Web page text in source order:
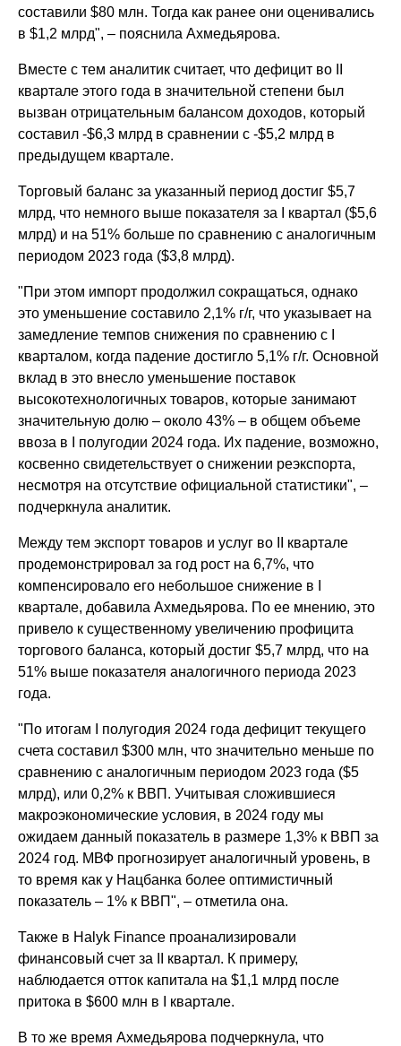
составили $80 млн. Тогда как ранее они оценивались
в $1,2 млрд", – пояснила Ахмедьярова.
Вместе с тем аналитик считает, что дефицит во II
квартале этого года в значительной степени был
вызван отрицательным балансом доходов, который
составил -$6,3 млрд в сравнении с -$5,2 млрд в
предыдущем квартале.
Торговый баланс за указанный период достиг $5,7
млрд, что немного выше показателя за I квартал ($5,6
млрд) и на 51% больше по сравнению с аналогичным
периодом 2023 года ($3,8 млрд).
"При этом импорт продолжил сокращаться, однако
это уменьшение составило 2,1% г/г, что указывает на
замедление темпов снижения по сравнению с I
кварталом, когда падение достигло 5,1% г/г. Основной
вклад в это внесло уменьшение поставок
высокотехнологичных товаров, которые занимают
значительную долю – около 43% – в общем объеме
ввоза в I полугодии 2024 года. Их падение, возможно,
косвенно свидетельствует о снижении реэкспорта,
несмотря на отсутствие официальной статистики", –
подчеркнула аналитик.
Между тем экспорт товаров и услуг во II квартале
продемонстрировал за год рост на 6,7%, что
компенсировало его небольшое снижение в I
квартале, добавила Ахмедьярова. По ее мнению, это
привело к существенному увеличению профицита
торгового баланса, который достиг $5,7 млрд, что на
51% выше показателя аналогичного периода 2023
года.
"По итогам I полугодия 2024 года дефицит текущего
счета составил $300 млн, что значительно меньше по
сравнению с аналогичным периодом 2023 года ($5
млрд), или 0,2% к ВВП. Учитывая сложившиеся
макроэкономические условия, в 2024 году мы
ожидаем данный показатель в размере 1,3% к ВВП за
2024 год. МВФ прогнозирует аналогичный уровень, в
то время как у Нацбанка более оптимистичный
показатель – 1% к ВВП", – отметила она.
Также в Halyk Finance проанализировали
финансовый счет за II квартал. К примеру,
наблюдается отток капитала на $1,1 млрд после
притока в $600 млн в I квартале.
В то же время Ахмедьярова подчеркнула, что